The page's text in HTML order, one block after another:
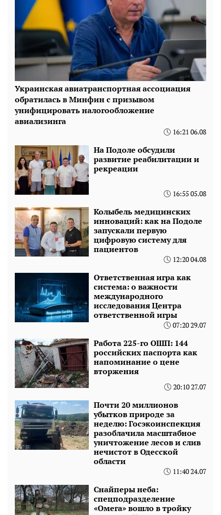
Украинская авиатранспортная ассоциация
обратилась в Минфин с призывом
унифицировать налогообложение
авиализинга
16:21 06.08
На Подоле обсудили
развитие реабилитации и
рекреации
16:55 05.08
Колыбель медицинских
инноваций: как на Подоле
запускали первую
цифровую систему для
пациентов
12:20 04.08
Ответственная игра как
система: о важности
международного
исследования Центра
ответственной игры
07:20 29.07
Работа 225-го ОШП: 144
российских паспорта как
напоминание о цене
вторжения
20:10 27.07
Почти 20 миллионов
убытков природе за
неделю: Госэкоинспекция
разоблачила масштабное
уничтожение лесов и слив
нечистот в Одесской
области
11:40 24.07
Снайперы неба:
спецподразделение
«Омега» вошло в тройку